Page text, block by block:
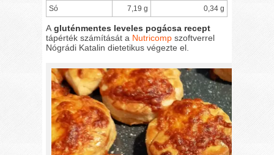
Só
7,19 g 0,34 g
A gluténmentes leveles pogácsa recept
tápérték számítását a Nutricomp szoftverrel
Nógrádi Katalin dietetikus végezte el.